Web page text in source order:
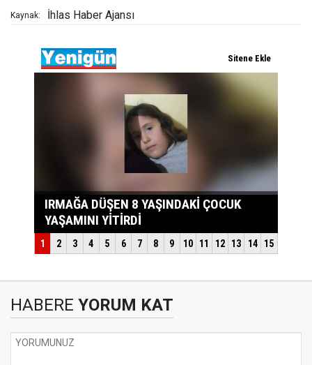
Kaynak: İhlas Haber Ajansı
HABERE YORUM KAT